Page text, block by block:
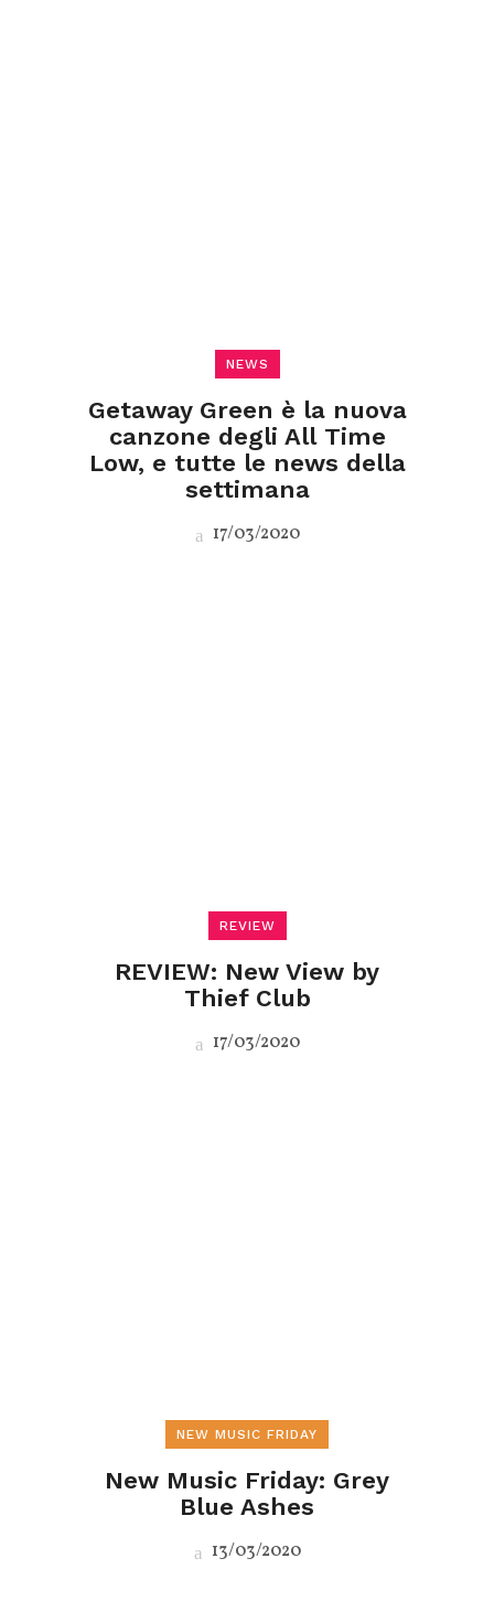
NEWS
Getaway Green è la nuova
canzone degli All Time
Low, e tutte le news della
settimana
17/03/2020
REVIEW
REVIEW: New View by
Thief Club
17/03/2020
NEW MUSIC FRIDAY
New Music Friday: Grey
Blue Ashes
13/03/2020